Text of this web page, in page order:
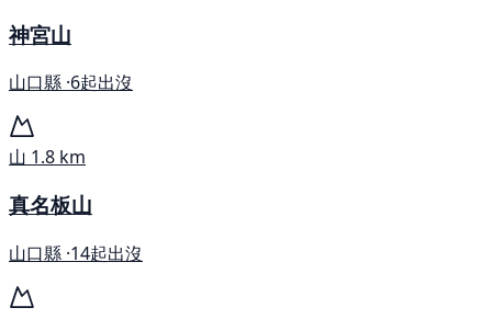
神宮山
山口縣 ·6起出沒
山 1.8 km
真名板山
山口縣 ·14起出沒